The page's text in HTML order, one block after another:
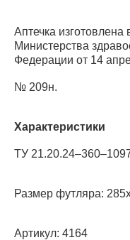
Аптечка изготовлена
Министерства
Федерации от 14
№ 209н.
Характеристики
ТУ
Размер футляра:
Артикул: 4164